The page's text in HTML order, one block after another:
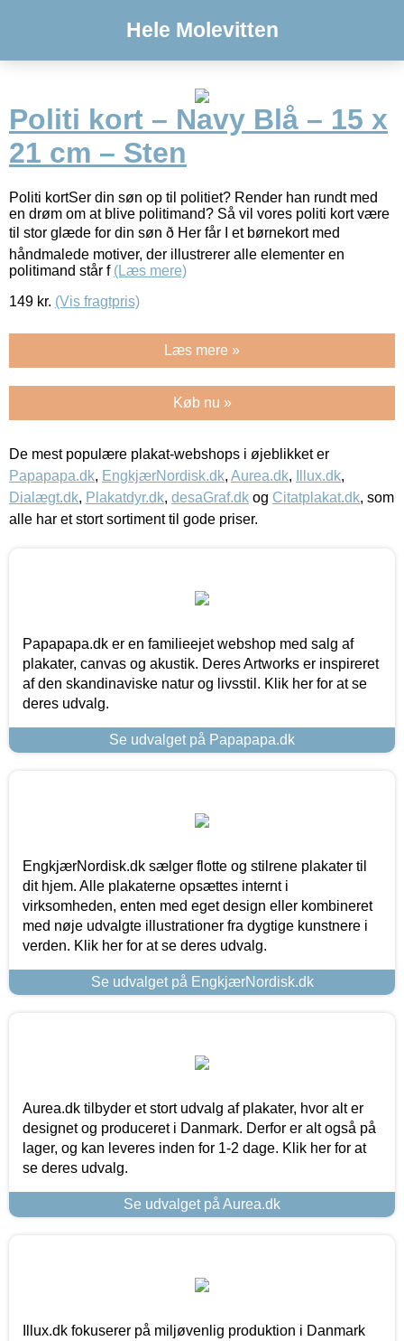
Hele Molevitten
Politi kort – Navy Blå – 15 x
21 cm – Sten
Politi kortSer din søn op til politiet? Render han rundt med
en drøm om at blive politimand? Så vil vores politi kort være
til stor glæde for din søn ð Her får I et børnekort med
håndmalede motiver, der illustrerer alle elementer en
politimand står f (Læs mere)
149 kr. (Vis fragtpris)
Læs mere »
Køb nu »
De mest populære plakat-webshops i øjeblikket er
Papapapa.dk, EngkjærNordisk.dk, Aurea.dk, Illux.dk,
Dialægt.dk, Plakatdyr.dk, desaGraf.dk og Citatplakat.dk, som
alle har et stort sortiment til gode priser.
Papapapa.dk er en familieejet webshop med salg af
plakater, canvas og akustik. Deres Artworks er inspireret
af den skandinaviske natur og livsstil. Klik her for at se
deres udvalg.
Se udvalget på Papapapa.dk
EngkjærNordisk.dk sælger flotte og stilrene plakater til
dit hjem. Alle plakaterne opsættes internt i
virksomheden, enten med eget design eller kombineret
med nøje udvalgte illustrationer fra dygtige kunstnere i
verden. Klik her for at se deres udvalg.
Se udvalget på EngkjærNordisk.dk
Aurea.dk tilbyder et stort udvalg af plakater, hvor alt er
designet og produceret i Danmark. Derfor er alt også på
lager, og kan leveres inden for 1-2 dage. Klik her for at
se deres udvalg.
Se udvalget på Aurea.dk
Illux.dk fokuserer på miljøvenlig produktion i Danmark